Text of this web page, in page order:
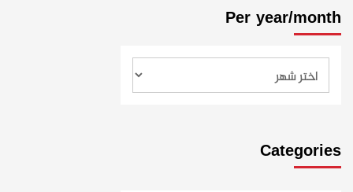
Per year/month
Categories